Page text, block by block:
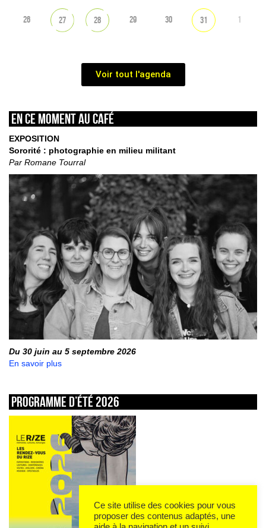
26 27 28 29 30 31 1
Voir tout l'agenda
En ce moment au café
EXPOSITION
Sororité : photographie en milieu militant
Par Romane Tourral
Du 30 juin au 5 septembre 2026
En savoir plus
Programme d’été 2026
Ce site utilise des cookies pour vous
proposer des contenus adaptés, une